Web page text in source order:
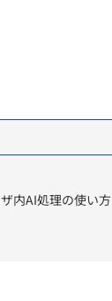
内AI処理の使い方